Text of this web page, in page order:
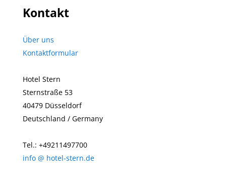
Kontakt
Über uns
Kontaktformular
Hotel Stern
Sternstraße 53
40479 Düsseldorf
Deutschland / Germany
Tel.: +49211497700
info @ hotel-stern.de